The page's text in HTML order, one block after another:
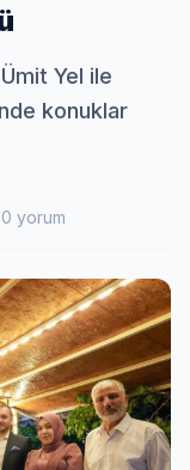
Yel ile
konuklar
0 yorum